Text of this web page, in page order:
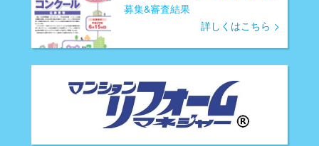
募集&審査結果
詳しくはこちら